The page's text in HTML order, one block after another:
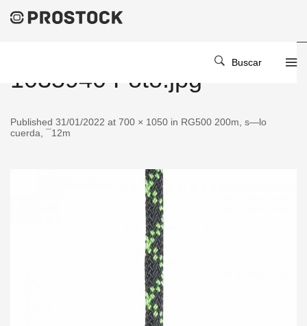
Buscar
1035940 Foto.jpg
Published 31/01/2022 at 700 × 1050 in RG500 200m, s—lo
cuerda, ¯12m